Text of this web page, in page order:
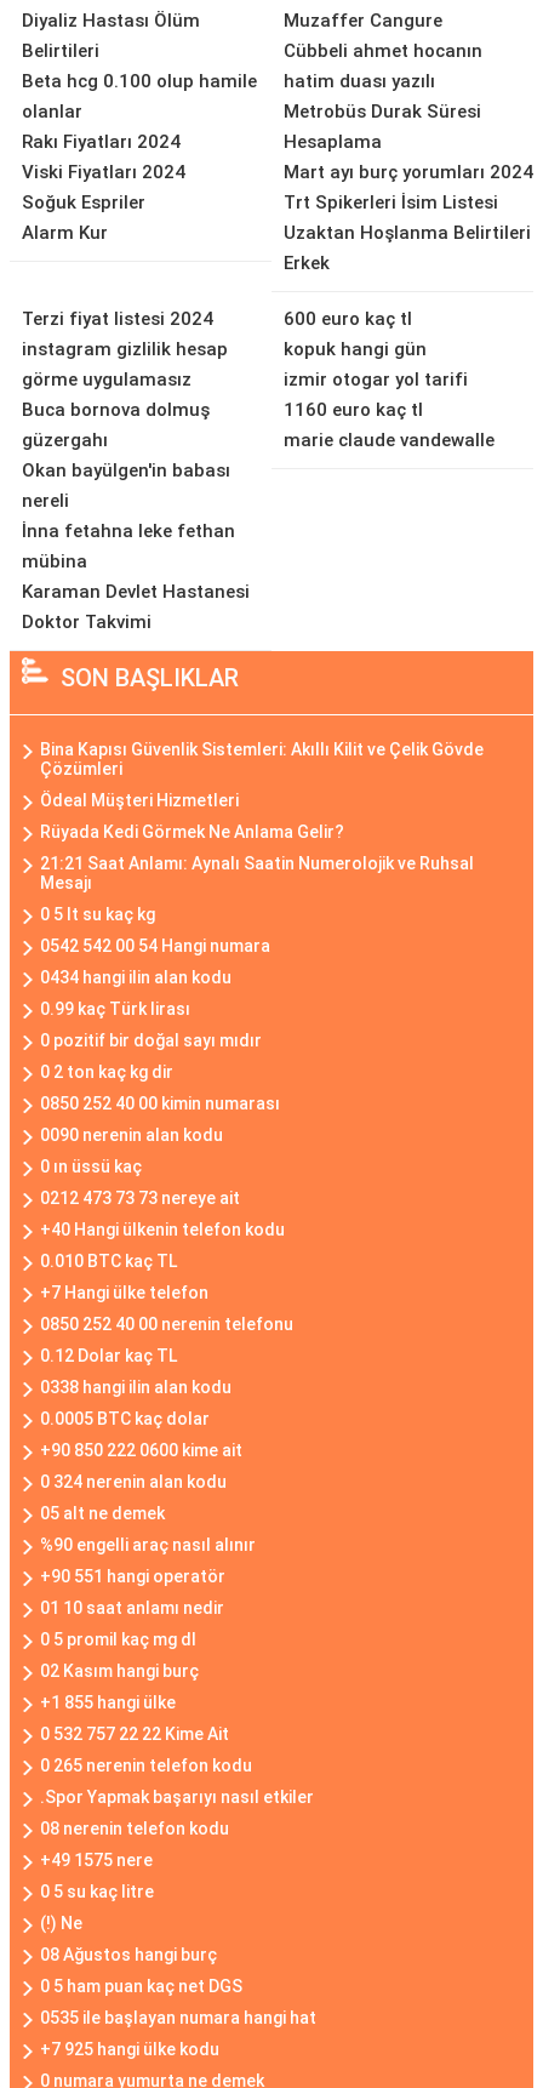
Diyaliz Hastası Ölüm
Belirtileri
Beta hcg 0.100 olup hamile
olanlar
Rakı Fiyatları 2024
Viski Fiyatları 2024
Soğuk Espriler
Alarm Kur
Muzaffer Cangure
Cübbeli ahmet hocanın
hatim duası yazılı
Metrobüs Durak Süresi
Hesaplama
Mart ayı burç yorumları 2024
Trt Spikerleri İsim Listesi
Uzaktan Hoşlanma Belirtileri
Erkek
Terzi fiyat listesi 2024
instagram gizlilik hesap
görme uygulamasız
Buca bornova dolmuş
güzergahı
Okan bayülgen'in babası
nereli
İnna fetahna leke fethan
mübina
Karaman Devlet Hastanesi
Doktor Takvimi
600 euro kaç tl
kopuk hangi gün
izmir otogar yol tarifi
1160 euro kaç tl
marie claude vandewalle
SON BAŞLIKLAR
Bina Kapısı Güvenlik Sistemleri: Akıllı Kilit ve Çelik Gövde
Çözümleri
Ödeal Müşteri Hizmetleri
Rüyada Kedi Görmek Ne Anlama Gelir?
21:21 Saat Anlamı: Aynalı Saatin Numerolojik ve Ruhsal
Mesajı
0 5 lt su kaç kg
0542 542 00 54 Hangi numara
0434 hangi ilin alan kodu
0.99 kaç Türk lirası
0 pozitif bir doğal sayı mıdır
0 2 ton kaç kg dir
0850 252 40 00 kimin numarası
0090 nerenin alan kodu
0 ın üssü kaç
0212 473 73 73 nereye ait
+40 Hangi ülkenin telefon kodu
0.010 BTC kaç TL
+7 Hangi ülke telefon
0850 252 40 00 nerenin telefonu
0.12 Dolar kaç TL
0338 hangi ilin alan kodu
0.0005 BTC kaç dolar
+90 850 222 0600 kime ait
0 324 nerenin alan kodu
05 alt ne demek
%90 engelli araç nasıl alınır
+90 551 hangi operatör
01 10 saat anlamı nedir
0 5 promil kaç mg dl
02 Kasım hangi burç
+1 855 hangi ülke
0 532 757 22 22 Kime Ait
0 265 nerenin telefon kodu
.Spor Yapmak başarıyı nasıl etkiler
08 nerenin telefon kodu
+49 1575 nere
0 5 su kaç litre
(!) Ne
08 Ağustos hangi burç
0 5 ham puan kaç net DGS
0535 ile başlayan numara hangi hat
+7 925 hangi ülke kodu
0 numara yumurta ne demek